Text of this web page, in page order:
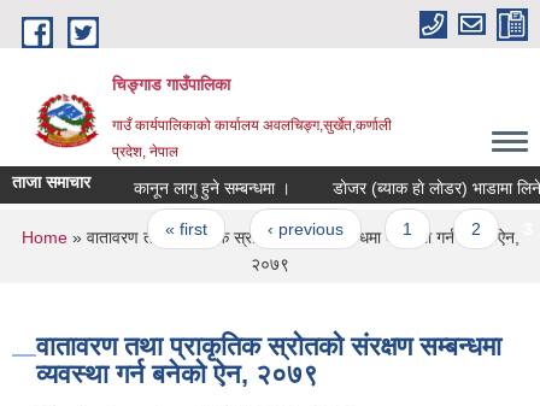
Skip to main content
चिङ्गाड गाउँपालिका
गाउँ कार्यपालिकाको कार्यालय अवलचिङ्ग,सुर्खेत,कर्णाली
प्रदेश, नेपाल
ताजा समाचार कानून लागु हुने सम्बन्धमा । डाेजर (ब्याक हाे
Pages
« first ‹ previous 1 2 3
You are here
Home» वातावरण तथा प्राकृतिक स्रोतको संरक्षण सम्बन्धमा व्यवस्था गर्न बनेको ऐन,
२०७९
वातावरण तथा प्राकृतिक स्रोतको संरक्षण सम्बन्धमा
व्यवस्था गर्न बनेको ऐन, २०७९